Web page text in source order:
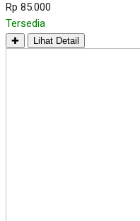
Rp 85.000
Tersedia
✚ Lihat Detail